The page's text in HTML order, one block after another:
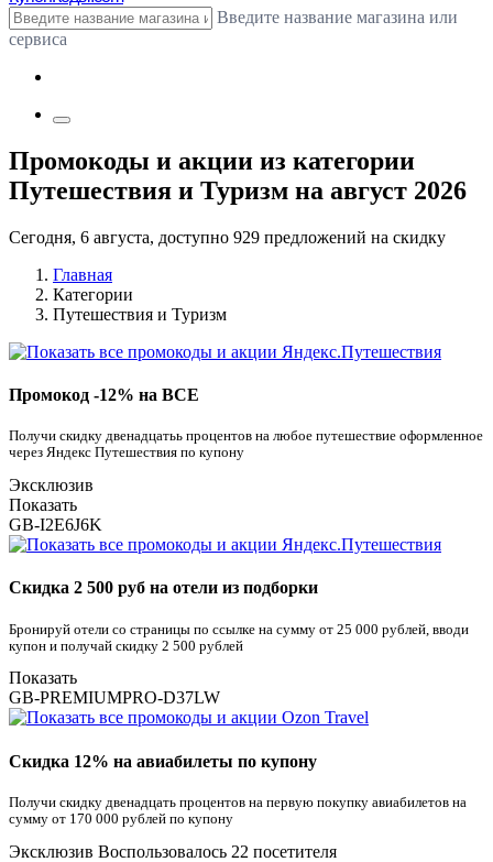
Введите название магазина или
сервиса
Промокоды и акции из категории
Путешествия и Туризм на август 2026
Сегодня, 6 августа, доступно 929 предложений на скидку
Главная
Категории
Путешествия и Туризм
Промокод -12% на ВСЕ
Получи скидку двенадцатьь процентов на любое путешествие оформленное
через Яндекс Путешествия по купону
Эксклюзив
Показать
GB-I2E6J6K
Скидка 2 500 руб на отели из подборки
Бронируй отели со страницы по ссылке на сумму от 25 000 рублей, вводи
купон и получай скидку 2 500 рублей
Показать
GB-PREMIUMPRO-D37LW
Скидка 12% на авиабилеты по купону
Получи скидку двенадцать процентов на первую покупку авиабилетов на
сумму от 170 000 рублей по купону
Эксклюзив Воспользовалось 22 посетителя